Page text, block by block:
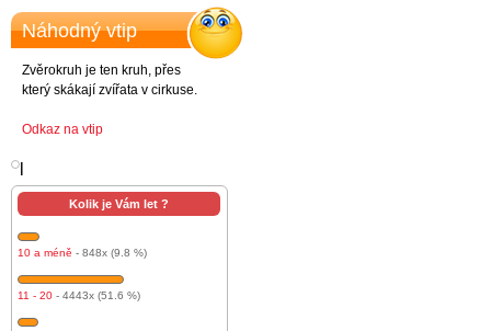
Náhodný vtip
Zvěrokruh je ten kruh, přes
který skákají zvířata v cirkuse.
Odkaz na vtip
Kolik je Vám let ?
10 a méně - 848x (9.8 %)
11 - 20 - 4443x (51.6 %)